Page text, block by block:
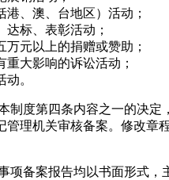
、澳、台地区）活动；
标、表彰活动；
元以上的捐赠或赞助；
大影响的诉讼活动；
。
制度第四条内容之一的决定
管理机关审核备案。修改章
项备案报告均以书面形式，